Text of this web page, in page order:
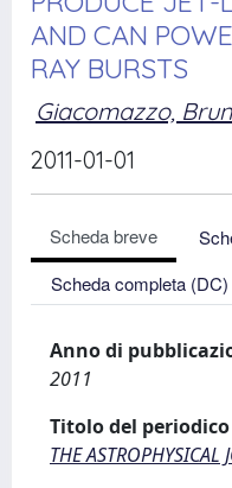
AND CAN
RAY BURSTS
Giacomazzo,
2011-01-01
Scheda breve
Scheda completa (DC)
Anno di
2011
Titolo del
THE ASTROPHYSICAL